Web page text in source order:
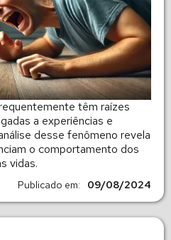
têm raízes
a experiências e
desse fenômeno revela
o comportamento dos
vidas.
Publicado em: 09/08/2024